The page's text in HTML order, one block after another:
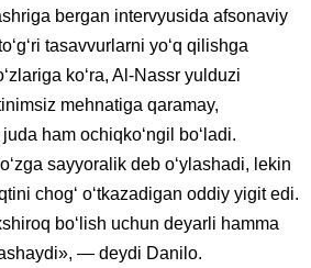
bergan intervyusida afsonaviy
tasavvurlarni yoʻq qilishga
koʻra, Al-Nassr yulduzi
mehnatiga qaramay,
ham ochiqkoʻngil boʻladi.
sayyoralik deb oʻylashadi, lekin
chogʻ oʻtkazadigan oddiy yigit edi.
boʻlish uchun deyarli hamma
— deydi Danilo.